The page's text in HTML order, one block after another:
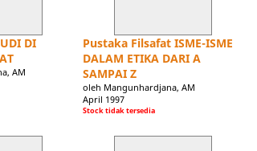
DI
AM
Pustaka Filsafat ISME-ISME
DALAM ETIKA DARI A
SAMPAI Z
oleh Mangunhardjana, AM
April 1997
Stock tidak tersedia